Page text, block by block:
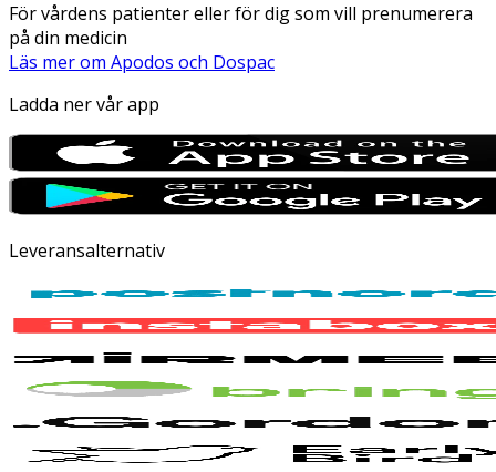
För vårdens patienter eller för dig som vill prenumerera
på din medicin
Läs mer om Apodos och Dospac
Ladda ner vår app
Leveransalternativ